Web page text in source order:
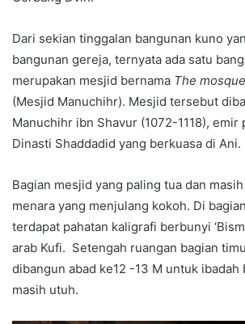
Dari sekian tinggalan bangunan kuno
bangunan gereja, ternyata ada satu
merupakan mesjid bernama The
(Mesjid Manuchihr). Mesjid tersebut
Manuchihr ibn Shavur (1072-1118), emir
Dinasti Shaddadid yang berkuasa di Ani.
Bagian mesjid yang paling tua dan
menara yang menjulang kokoh. Di
terdapat pahatan kaligrafi berbunyi
arab Kufi. Setengah ruangan bagian
dibangun abad ke12 -13 M untuk ibadah
masih utuh.